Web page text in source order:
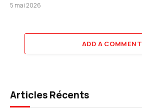
5 mai 2026
ADD A COMMENT
Articles Récents